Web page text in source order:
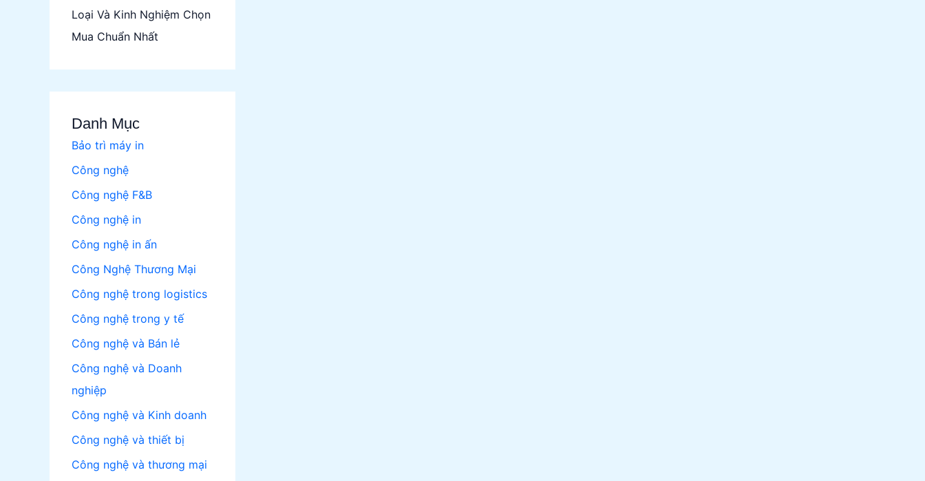
Loại Và Kinh Nghiệm Chọn
Mua Chuẩn Nhất
Danh Mục
Bảo trì máy in
Công nghệ
Công nghệ F&B
Công nghệ in
Công nghệ in ấn
Công Nghệ Thương Mại
Công nghệ trong logistics
Công nghệ trong y tế
Công nghệ và Bán lẻ
Công nghệ và Doanh
nghiệp
Công nghệ và Kinh doanh
Công nghệ và thiết bị
Công nghệ và thương mại